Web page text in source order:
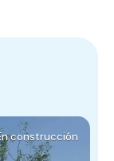
construcción